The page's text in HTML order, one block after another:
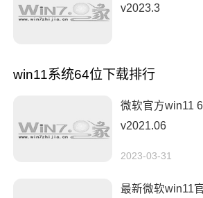
v2023.3
win11系统64位下载排行
微软官方win11
v2021.06
2023-03-31
最新微软win11